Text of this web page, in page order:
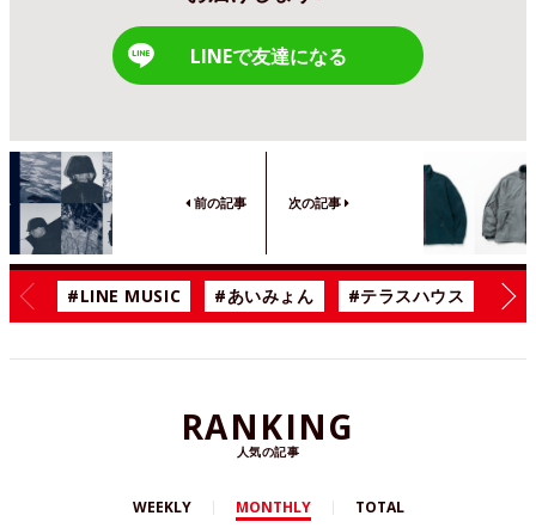
LINEで友達になる
前の記事 次の記事
#LINE MUSIC #あいみょん #テラスハウス #
RANKING
人気の記事
WEEKLY MONTHLY TOTAL